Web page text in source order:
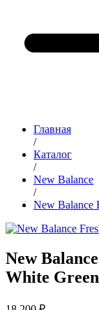
Главная
/
Каталог
/
New Balance
/
New Balance
New
White Green